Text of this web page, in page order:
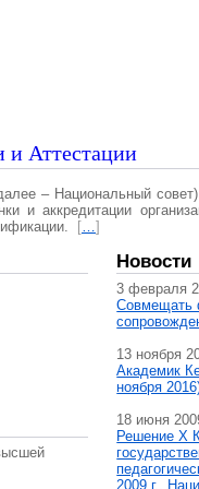
и Аттестации
– Национальный
и аккредитации
[…]
Новости
3 февраля
Совмещать
13 ноября
Академик
ноября
18 июня
Решение X
2009 г.,